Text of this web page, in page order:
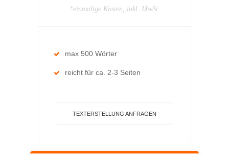
*einmalige Kosten, inkl. MwSt.
max 500 Wörter
reicht für ca. 2-3 Seiten
TEXTERSTELLUNG ANFRAGEN